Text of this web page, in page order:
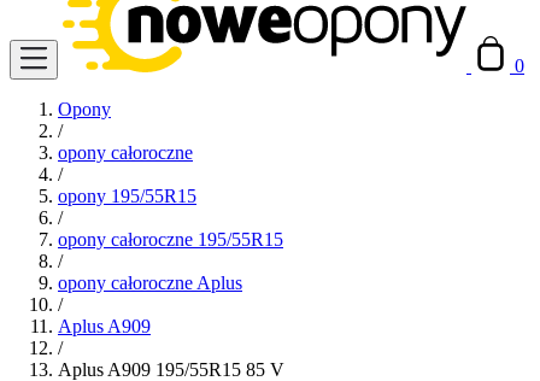
0
Opony
/
opony całoroczne
/
opony 195/55R15
/
opony całoroczne 195/55R15
/
opony całoroczne Aplus
/
Aplus A909
/
Aplus A909 195/55R15 85 V